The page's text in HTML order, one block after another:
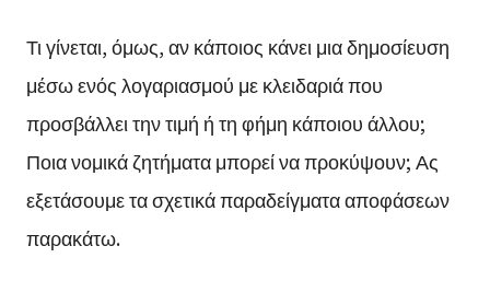
Τι γίνεται, όμως, αν κάποιος κάνει μια δημοσίευση
μέσω ενός λογαριασμού με κλειδαριά που
προσβάλλει την τιμή ή τη φήμη κάποιου άλλου;
Ποια νομικά ζητήματα μπορεί να προκύψουν; Ας
εξετάσουμε τα σχετικά παραδείγματα αποφάσεων
παρακάτω.